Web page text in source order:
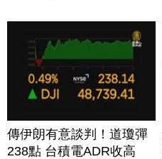
傳伊朗有意談判！道瓊彈
238點 台積電ADR收高